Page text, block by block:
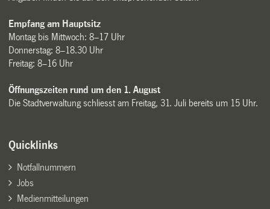
Empfang am Hauptsitz
Montag bis Mittwoch: 8–17 Uhr
Donnerstag: 8–18.30 Uhr
Freitag: 8–16 Uhr
Öffnungszeiten rund um den 1. August
Die Stadtverwaltung schliesst am Freitag, 31. Juli bereits um 15 Uhr.
Quicklinks
Notfallnummern
Jobs
Medienmitteilungen